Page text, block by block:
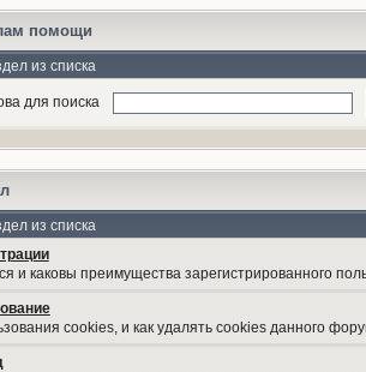
помощи
из списка
для поиска
из списка
и каковы преимущества зарегистрированного
cookies, и как удалять cookies данного